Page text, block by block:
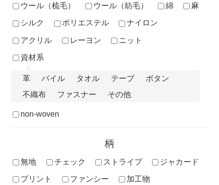
ウール（梳毛） ウール（紡毛） 綿
麻
シルク
ポリエステル
ナイロン
アクリル
レーヨン
ニット
資材系
革 パイル タオル テープ
ボタン
不織布
ファスナー その他
non-woven
柄
無地 チェック ストライプ
ジャカード
プリント
ファンシー 加工物